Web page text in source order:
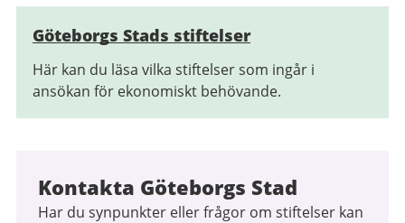
Relaterad
information
Göteborgs Stads stiftelser
Här kan du läsa vilka stiftelser som ingår i
ansökan för ekonomiskt behövande.
Kontakta Göteborgs Stad
Har du synpunkter eller frågor om stiftelser kan